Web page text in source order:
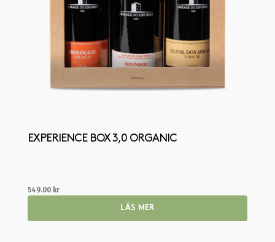
EXPERIENCE BOX 3,0 ORGANIC
549.00 kr
LÄS MER